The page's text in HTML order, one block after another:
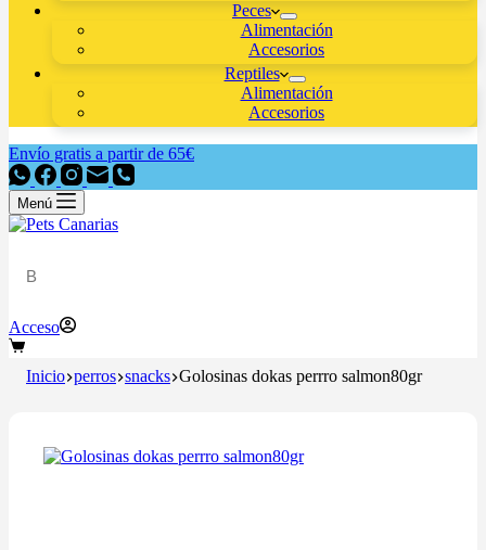
Peces
Alimentación
Accesorios
Reptiles
Alimentación
Accesorios
Envío gratis a partir de 65€
Menú
Acceso
Inicio perros snacks Golosinas dokas perrro salmon80gr